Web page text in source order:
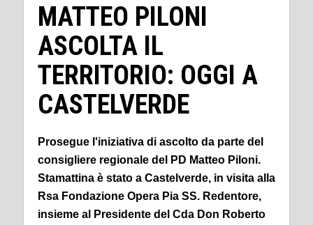
MATTEO PILONI
ASCOLTA IL
TERRITORIO: OGGI A
CASTELVERDE
Prosegue l'iniziativa di ascolto da parte del
consigliere regionale del PD Matteo Piloni.
Stamattina è stato a Castelverde, in visita alla
Rsa Fondazione Opera Pia SS. Redentore,
insieme al Presidente del Cda Don Roberto